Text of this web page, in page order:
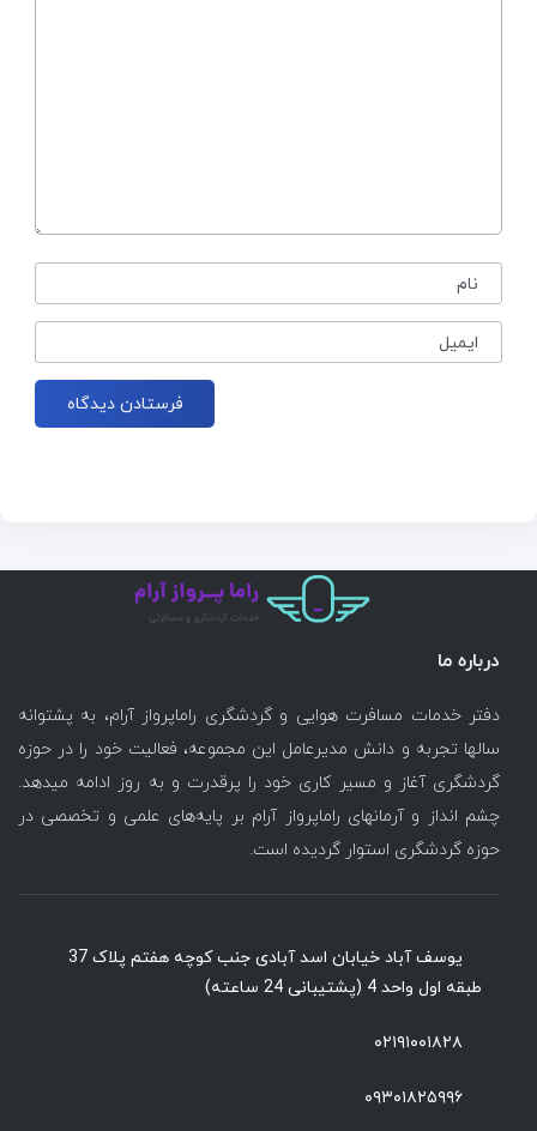
نام
ایمیل
درباره ما
دفتر خدمات مسافرت هوایی و گردشگری راماپرواز آرام، به پشتوانه
سالها تجربه و دانش مدیرعامل این مجموعه، فعالیت خود را در حوزه
گردشگری آغاز و مسیر کاری خود را پرقدرت و به روز ادامه میدهد.
چشم انداز و آرمانهای راماپرواز آرام بر پایه‌های علمی و تخصصی در
حوزه گردشگری استوار گردیده است.
یوسف آباد خیابان اسد آبادی جنب کوچه هفتم پلاک 37
طبقه اول واحد 4 (پشتیبانی 24 ساعته)
۰۲۱۹۱۰۰۱۸۲۸
۰۹۳۰۱۸۲۵۹۹۶